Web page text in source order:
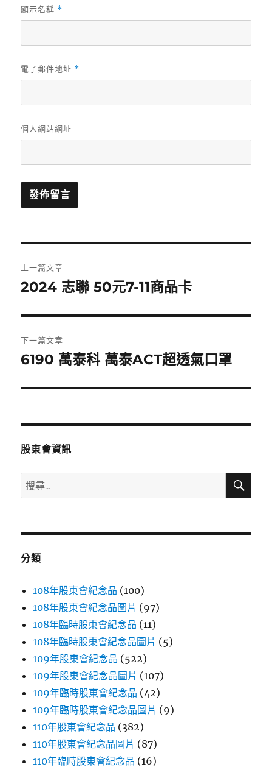
顯示名稱 *
電子郵件地址 *
個人網站網址
章
覽
上一篇文章
上
篇
文
章:
2024 志聯 50元7-11商品卡
下一篇文章
下
篇
章:
6190 萬泰科 萬泰ACT超透氣口罩
股東會資訊
搜
尋
鍵
搜
分類
108年股東會紀念品 (100)
108年股東會紀念品圖片 (97)
108年臨時股東會紀念品 (11)
108年臨時股東會紀念品圖片 (5)
109年股東會紀念品 (522)
109年股東會紀念品圖片 (107)
109年臨時股東會紀念品 (42)
109年臨時股東會紀念品圖片 (9)
110年股東會紀念品 (382)
110年股東會紀念品圖片 (87)
110年臨時股東會紀念品 (16)